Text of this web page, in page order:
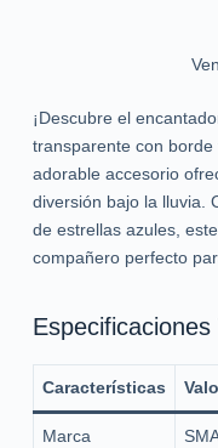
d
o
¡Descubre el
transparente con
adorable accesorio
diversión bajo la lluvia.
de estrellas azules,
compañero perfecto
Especificaciones
Características
Marca